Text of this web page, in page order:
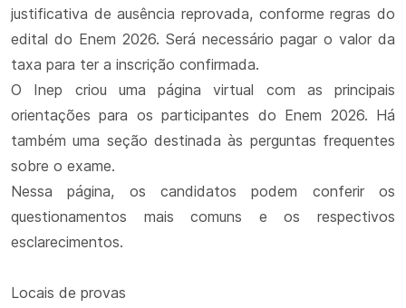
justificativa de ausência reprovada, conforme regras do
edital do Enem 2026. Será necessário pagar o valor da
taxa para ter a inscrição confirmada.
O Inep criou uma página virtual com as principais
orientações para os participantes do Enem 2026. Há
também uma seção destinada às perguntas frequentes
sobre o exame.
Nessa página, os candidatos podem conferir os
questionamentos mais comuns e os respectivos
esclarecimentos.
Locais de provas